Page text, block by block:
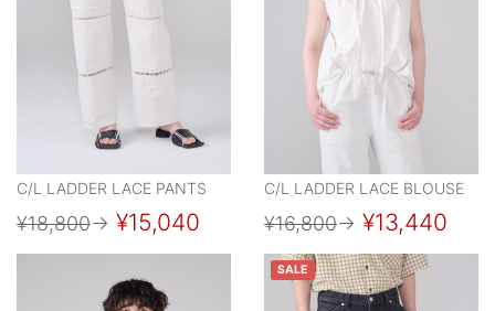
C/L LADDER LACE PANTS
¥18,800→ ¥15,040
C/L LADDER LACE BLOUSE
¥16,800→ ¥13,440
SALE